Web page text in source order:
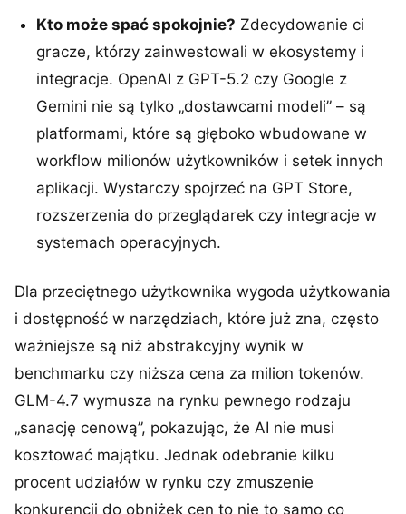
Kto może spać spokojnie? Zdecydowanie ci
gracze, którzy zainwestowali w ekosystemy i
integracje. OpenAI z GPT-5.2 czy Google z
Gemini nie są tylko „dostawcami modeli” – są
platformami, które są głęboko wbudowane w
workflow milionów użytkowników i setek innych
aplikacji. Wystarczy spojrzeć na GPT Store,
rozszerzenia do przeglądarek czy integracje w
systemach operacyjnych.
Dla przeciętnego użytkownika wygoda użytkowania
i dostępność w narzędziach, które już zna, często
ważniejsze są niż abstrakcyjny wynik w
benchmarku czy niższa cena za milion tokenów.
GLM-4.7 wymusza na rynku pewnego rodzaju
„sanację cenową”, pokazując, że AI nie musi
kosztować majątku. Jednak odebranie kilku
procent udziałów w rynku czy zmuszenie
konkurencji do obniżek cen to nie to samo co